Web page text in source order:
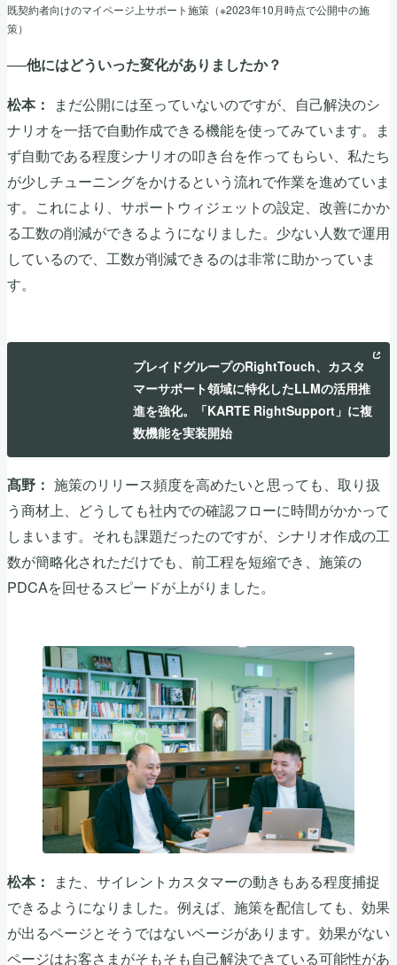
既契約者向けのマイページ上サポート施策（※2023年10月時点で公開中の施
策）
──他にはどういった変化がありましたか？
松本：
まだ公開には至っていないのですが、自己解決のシ
ナリオを一括で自動作成できる機能を使ってみています。ま
ず自動である程度シナリオの叩き台を作ってもらい、私たち
が少しチューニングをかけるという流れで作業を進めていま
す。これにより、サポートウィジェットの設定、改善にかか
る工数の削減ができるようになりました。少ない人数で運用
しているので、工数が削減できるのは非常に助かっていま
す。
プレイドグループのRightTouch、カスタ
マーサポート領域に特化したLLMの活用推
進を強化。「KARTE RightSupport」に複
数機能を実装開始
髙野： 施策のリリース頻度を高めたいと思っても、取り扱
う商材上、どうしても社内での確認フローに時間がかかって
しまいます。それも課題だったのですが、シナリオ作成の工
数が簡略化されただけでも、前工程を短縮でき、施策の
PDCAを回せるスピードが上がりました。
松本：
また、サイレントカスタマーの動きもある程度捕捉
できるようになりました。例えば、施策を配信しても、効果
が出るページとそうではないページがあります。効果がない
ページはお客さまがそもそも自己解決できている可能性があ